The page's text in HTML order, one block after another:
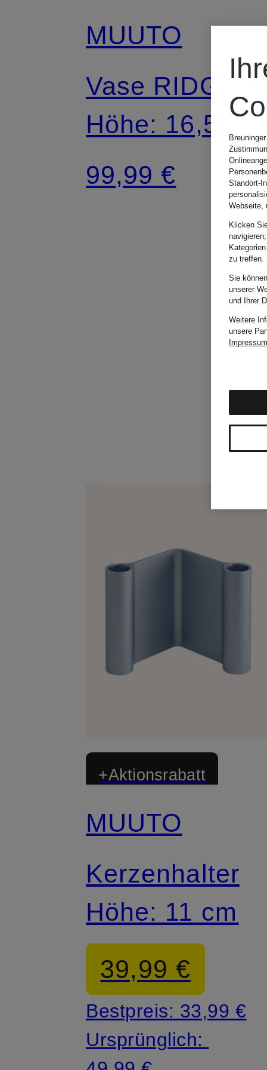
MUUTO
Vase RIDGE
Höhe: 16,5 cm
99,99 €
+Aktionsrabatt
MUUTO
Kerzenhalter
Höhe: 11 cm
39,99 €
Bestpreis: 33,99 €
Ursprünglich:
Standort-
Webseite,
Klicken
zu treffen.
Sie
unserer
und Ihrer
Weitere
unsere
Impressum